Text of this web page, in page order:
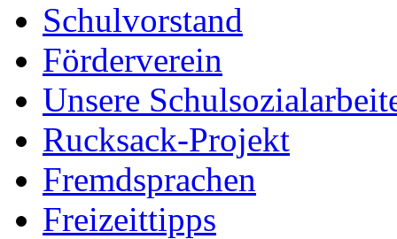
Schulvorstand
Förderverein
Unsere
Rucksack-Projekt
Fremdsprachen
Freizeittipps